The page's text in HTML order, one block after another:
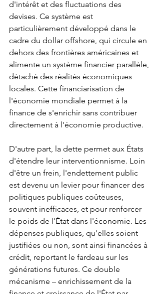
d'intérêt et des fluctuations des
devises. Ce système est
particulièrement développé dans le
cadre du dollar offshore, qui circule en
dehors des frontières américaines et
alimente un système financier parallèle,
détaché des réalités économiques
locales. Cette financiarisation de
l'économie mondiale permet à la
finance de s'enrichir sans contribuer
directement à l'économie productive.
D'autre part, la dette permet aux États
d'étendre leur interventionnisme. Loin
d'être un frein, l'endettement public
est devenu un levier pour financer des
politiques publiques coûteuses,
souvent inefficaces, et pour renforcer
le poids de l'État dans l'économie. Les
dépenses publiques, qu'elles soient
justifiées ou non, sont ainsi financées à
crédit, reportant le fardeau sur les
générations futures. Ce double
mécanisme – enrichissement de la